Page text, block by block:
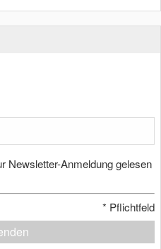
Newsletter-Anmeldung gelesen
* Pflichtfeld